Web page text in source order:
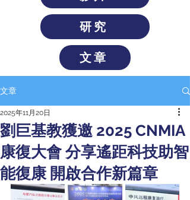
研究
文章
文章
劉巨基教獲邀 2025 CNMIA
康復大會 分享遙距科技助智
能復康 開啟合作新篇章
2025年11月20日